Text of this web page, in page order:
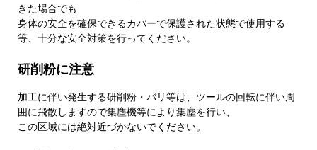
きた場合でも
身体の安全を確保できるカバーで保護された状態で使用する
等、十分な安全対策を行ってください。
研削粉に注意
加工に伴い発生する研削粉・バリ等は、ツールの回転に伴い周
囲に飛散しますので集塵機等により集塵を行い、
この区域には絶対近づかないでください。